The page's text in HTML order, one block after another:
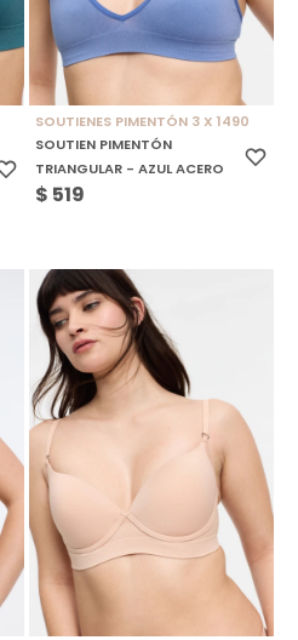
SOUTIENES PIMENTÓN 3 X 1490
SOUTIEN PIMENTÓN
TRIANGULAR - AZUL ACERO
$ 519